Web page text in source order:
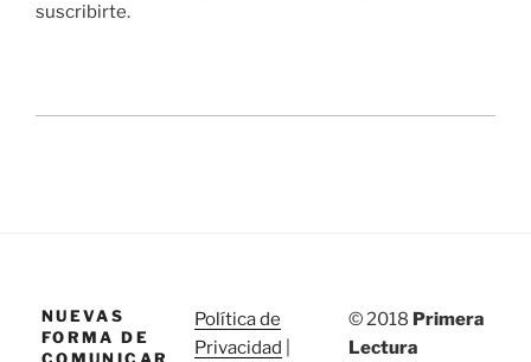
suscribirte.
NUEVAS
FORMA DE
COMUNICAR
Política de
Privacidad
© 2018 Primera
Lectura